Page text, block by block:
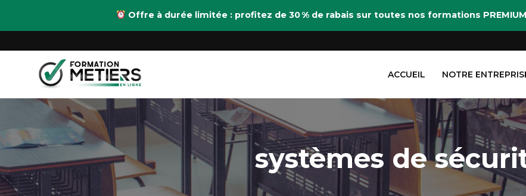
Offre à durée limitée : profitez de 30 % de rabais sur toutes nos formations
ACCUEIL NOTRE
systèmes de